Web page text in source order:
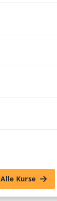
Alle Kurse